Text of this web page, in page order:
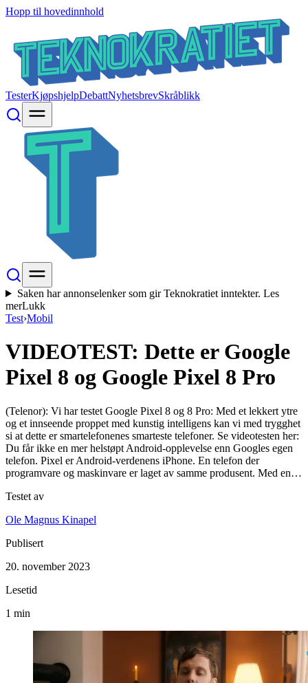
Hopp til hovedinnhold
TesterKjøpshjelpDebattNyhetsbrevSkråblikk
Saken har annonselenker som gir Teknokratiet inntekter. Les
merLukk
Test›Mobil
VIDEOTEST: Dette er Google
Pixel 8 og Google Pixel 8 Pro
(Telenor): Vi har testet Google Pixel 8 og 8 Pro: Med et lekkert ytre
og et innseende proppet med kunstig intelligens kan vi med trygghet
si at dette er smartelefonenes smarteste telefoner. Se videotesten her:
Du får ikke en mer helstøpt Android-opplevelse enn Googles egen
telefon. Pixel er Android-verdenens iPhone. En telefon der
programvare og maskinvare er laget av samme produsent. Med en…
Testet av
Ole Magnus Kinapel
Publisert
20. november 2023
Lesetid
1 min